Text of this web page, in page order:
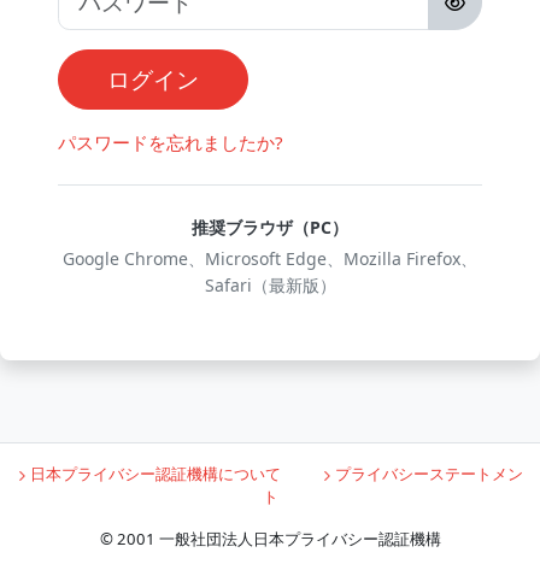
ログイン
パスワードを忘れましたか?
推奨ブラウザ（PC）
Google Chrome、Microsoft Edge、Mozilla Firefox、
Safari（最新版）
日本プライバシー認証機構について
プライバシーステートメン
ト
© 2001 一般社団法人日本プライバシー認証機構